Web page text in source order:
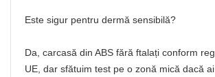
Este sigur pentru dermă sensibilă?
Da, carcasă din ABS fără ftalați conform
UE, dar sfătuim test pe o zonă mică dacă